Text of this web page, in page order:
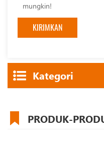
mungkin!
Kategori
PRODUK-